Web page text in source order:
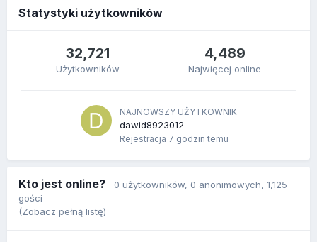
Statystyki użytkowników
32,721
Użytkowników
4,489
Najwięcej online
NAJNOWSZY UŻYTKOWNIK
dawid8923012
Rejestracja 7 godzin temu
Kto jest online? 0 użytkowników, 0 anonimowych, 1,125
gości
(Zobacz pełną listę)